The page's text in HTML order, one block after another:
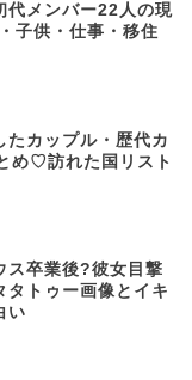
代メンバー22人の現
子供・仕事・移住
たカップル・歴代カ
め♡訪れた国リスト
ス卒業後?彼女目撃
トゥー画像とイキ
い